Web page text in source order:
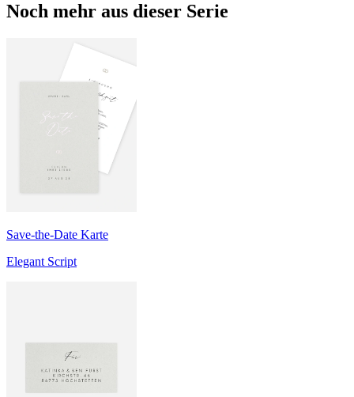
Noch mehr aus dieser Serie
Save-the-Date Karte
Elegant Script